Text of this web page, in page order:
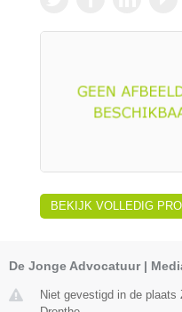
BEKIJK VOLLEDIG
De Jonge Advocatuur |
Niet gevestigd in de